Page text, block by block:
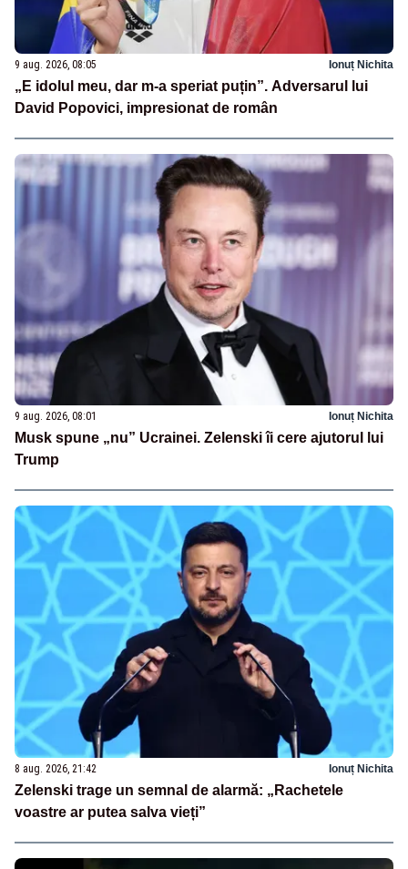
9 aug. 2026, 08:05 Ionuț Nichita
„E idolul meu, dar m-a speriat puțin”. Adversarul lui
David Popovici, impresionat de român
9 aug. 2026, 08:01 Ionuț Nichita
Musk spune „nu” Ucrainei. Zelenski îi cere ajutorul lui
Trump
8 aug. 2026, 21:42 Ionuț Nichita
Zelenski trage un semnal de alarmă: „Rachetele
voastre ar putea salva vieți”